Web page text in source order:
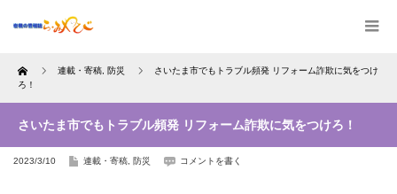
Home 連載・寄稿 防災
さいたま市でもトラブル頻発 リフォーム詐欺に気をつけ
ろ！
さいたま市でもトラブル頻発 リフォーム詐欺に気をつけろ！
2023/3/10 連載・寄稿 防災 コメントを書く